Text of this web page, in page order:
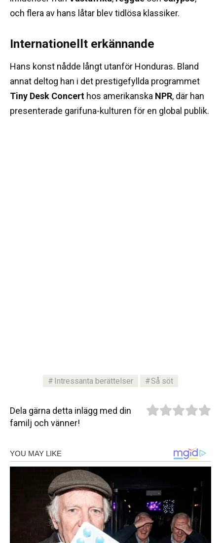
och flera av hans låtar blev tidlösa klassiker.
Internationellt erkännande
Hans konst nådde långt utanför Honduras. Bland
annat deltog han i det prestigefyllda programmet
Tiny Desk Concert hos amerikanska NPR, där han
presenterade garifuna-kulturen för en global publik.
Intressanta berättelser Så söt
Dela gärna detta inlägg med din
familj och vänner!